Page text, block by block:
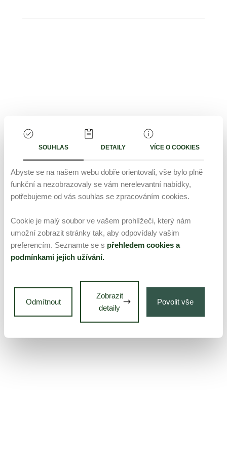
SOUHLAS DETAILY VÍCE O COOKIES
Abyste se na našem webu dobře orientovali, vše bylo plně
funkční a nezobrazovaly se vám nerelevantní nabídky,
potřebujeme od vás souhlas se zpracováním cookies.
Cookie je malý soubor ve vašem prohlížeči, který nám
umožní zobrazit stránky tak, aby odpovídaly vašim
preferencím. Seznamte se s přehledem cookies a
podmínkami jejich užívání.
Odmítnout
Zobrazit
detaily
Povolit vše